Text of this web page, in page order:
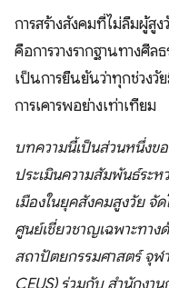
การสร้างสังคมที่ไม่ลืมผู้สู
คือการวางรากฐานทางศี
เป็นการยืนยันว่าทุกช่วงวั
การเคารพอย่างเท่าเทียม
บทความนี้เป็นส่วนหนึ่งข
ประเมินความสัมพันธ์ระ
เมืองในยุคสังคมสูงวัย
ศูนย์เชี่ยวชาญเฉพาะทา
สถาปัตยกรรมศาสตร์ จุ
CEUS) ร่วมกับ สำนักงา